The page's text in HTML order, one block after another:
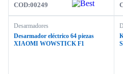
COD:00249
Desarmadores
Desarmador eléctrico 64 piezas
XIAOMI WOWSTICK F1